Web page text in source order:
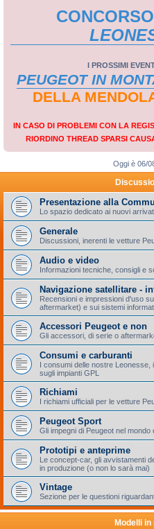
CONCORSO
I PROSSIMI
PEUGEOT IN
DELLA
IN CASO DI PROBLEMI CON LA
RIORDINO THREAD SPARSI
Oggi è 06/
Presentazione alla
Lo spazio dedicato ai nuovi
Generale
Discussioni, inerenti le vetture
Audio e video
Informazioni tecniche, consigli e
Navigazione satellitare -
Recensioni e impressioni d'uso
aftermarket) e sui sistemi
Accessori Peugeot e non
Gli accessori, di serie o
Consumi e carburanti
I consumi delle nostre
sugli impianti GPL
Richiami
I richiami ufficiali per le vetture
Peugeot Sport
Gli impegni di Peugeot nel mondo
Prototipi e anteprime
Le concept-car, gli avvistamenti
in produzione (o non lo sarà mai)
Vintage
Sezione per le questioni
Modelli